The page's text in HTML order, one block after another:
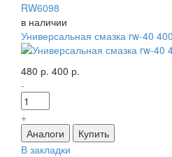
RW6098
в наличии
Универсальная смазка rw-40
480 р. 400 р.
-
+
В закладки